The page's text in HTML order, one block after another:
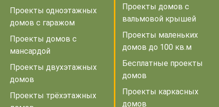
Проекты одноэтажных
домов с гаражом
Проекты домов с
мансардой
Проекты двухэтажных
домов
Проекты трёхэтажных
Проекты домов с
вальмовой крышей
Проекты маленьких
домов до 100 кв.м
Бесплатные проекты
домов
Проекты каркасных
домов